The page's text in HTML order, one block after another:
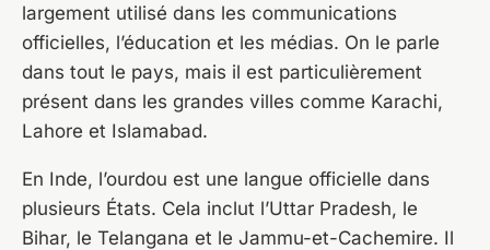
largement utilisé dans les communications
officielles, l’éducation et les médias. On le parle
dans tout le pays, mais il est particulièrement
présent dans les grandes villes comme Karachi,
Lahore et Islamabad.
En Inde, l’ourdou est une langue officielle dans
plusieurs États. Cela inclut l’Uttar Pradesh, le
Bihar, le Telangana et le Jammu-et-Cachemire. Il